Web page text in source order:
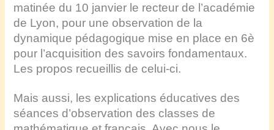
matinée du 10 janvier le recteur de l’académie
de Lyon, pour une observation de la
dynamique pédagogique mise en place en 6è
pour l’acquisition des savoirs fondamentaux.
Les propos recueillis de celui-ci.
Mais aussi, les explications éducatives des
séances d’observation des classes de